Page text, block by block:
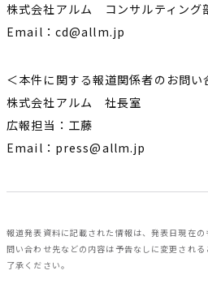
株式会社アルム コンサルティング
Email：cd@allm.jp
＜本件に関する報道関係者のお問い
株式会社アルム 社長室
広報担当：工藤
Email：press@allm.jp
報道発表資料に記載された情報は、発表日現在
問い合わせ先などの内容は予告なしに変更され
了承ください。